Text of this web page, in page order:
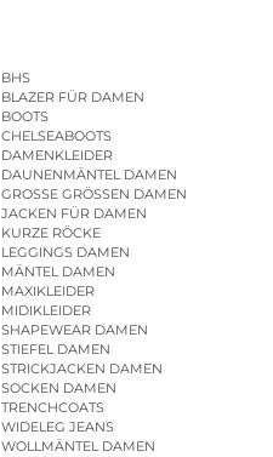
BHS
BLAZER FÜR DAMEN
BOOTS
CHELSEABOOTS
DAMENKLEIDER
DAUNENMÄNTEL DAMEN
GROSSE GRÖSSEN DAMEN
JACKEN FÜR DAMEN
KURZE RÖCKE
LEGGINGS DAMEN
MÄNTEL DAMEN
MAXIKLEIDER
MIDIKLEIDER
SHAPEWEAR DAMEN
STIEFEL DAMEN
STRICKJACKEN DAMEN
SOCKEN DAMEN
TRENCHCOATS
WIDELEG JEANS
WOLLMÄNTEL DAMEN